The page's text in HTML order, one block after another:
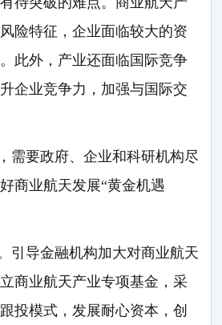
险特征，企业面临较大的资
此外，产业还面临国际竞争
企业竞争力，加强与国际交
需要政府、企业和科研机构尽
商业航天发展“黄金机遇
引导金融机构加大对商业航天
商业航天产业专项基金，采
投模式，发展耐心资本，创